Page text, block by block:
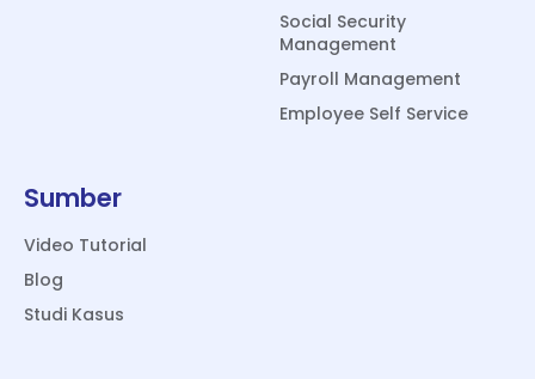
Social Security
Management
Payroll Management
Employee Self Service
Sumber
Video Tutorial
Blog
Studi Kasus